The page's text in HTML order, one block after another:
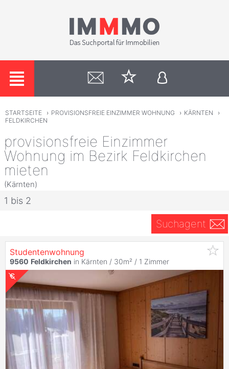
STARTSEITE › PROVISIONSFREIE EINZIMMER WOHNUNG › KÄRNTEN
›
FELDKIRCHEN
provisionsfreie Einzimmer
Wohnung im Bezirk Feldkirchen
mieten
(Kärnten)
1 bis 2
Suchagent
Studentenwohnung
9560 Feldkirchen in Kärnten / 30m² / 1 Zimmer